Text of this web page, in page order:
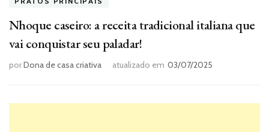
Nhoque caseiro: a receita tradicional italiana que
vai conquistar seu paladar!
porDona de casa criativa atualizado em 03/07/2025